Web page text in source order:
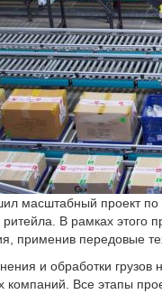
масштабный проект
В рамках
применив передовые
и обработки грузов
Все этапы